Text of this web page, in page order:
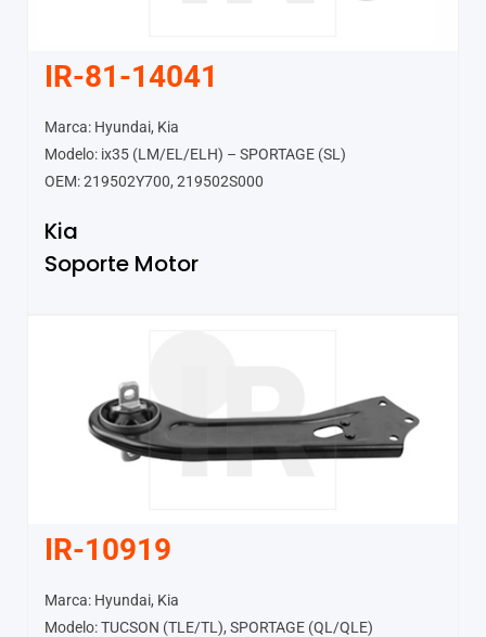
IR-81-14041
Marca: Hyundai, Kia
Modelo: ix35 (LM/EL/ELH) – SPORTAGE (SL)
OEM: 219502Y700, 219502S000
Kia
Soporte Motor
IR-10919
Marca: Hyundai, Kia
Modelo: TUCSON (TLE/TL), SPORTAGE (QL/QLE)